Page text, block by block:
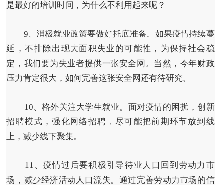
是最好的培训时间，为什么不利用起来呢？
9、消极就业政策要做好托底准备。 如果疫情持续蔓
延，不排除出现大面积失业的可能性，为保持社会稳
定，我们要为失业者提供一张安全网。当然，今年财政
压力肯定很大，如何完善这张安全网还有待研究。
10、格外关注大学生就业。 面对疫情的困扰，创新
招聘模式，强化网络招聘，尽可能把前期环节放到线
上，减少线下聚集。
11、疫情过后要积极引导待业人口回到劳动力市
场，减少经济活动人口流失。 通过完善劳动力市场的信